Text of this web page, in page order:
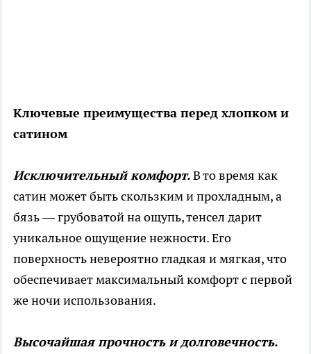
Ключевые преимущества перед хлопком и
сатином
Исключительный комфорт.В то время как
сатин может быть скользким и прохладным, а
бязь — грубоватой на ощупь, тенсел дарит
уникальное ощущение нежности. Его
поверхность невероятно гладкая и мягкая, что
обеспечивает максимальный комфорт с первой
же ночи использования.
Высочайшая прочность и долговечность.